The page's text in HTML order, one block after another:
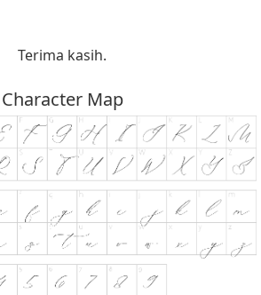
Terima kasih.
Character Map